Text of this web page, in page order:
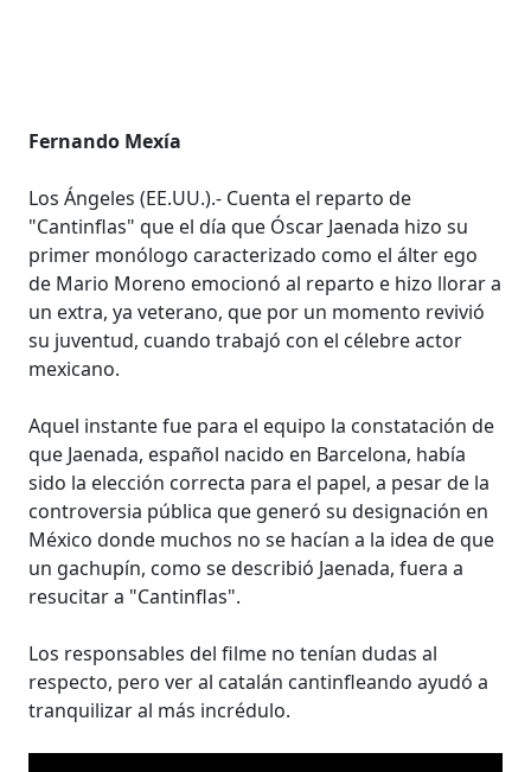
Fernando Mexía
Los Ángeles (EE.UU.).- Cuenta el reparto de
"Cantinflas" que el día que Óscar Jaenada hizo su
primer monólogo caracterizado como el álter ego
de Mario Moreno emocionó al reparto e hizo llorar a
un extra, ya veterano, que por un momento revivió
su juventud, cuando trabajó con el célebre actor
mexicano.
Aquel instante fue para el equipo la constatación de
que Jaenada, español nacido en Barcelona, había
sido la elección correcta para el papel, a pesar de la
controversia pública que generó su designación en
México donde muchos no se hacían a la idea de que
un gachupín, como se describió Jaenada, fuera a
resucitar a "Cantinflas".
Los responsables del filme no tenían dudas al
respecto, pero ver al catalán cantinfleando ayudó a
tranquilizar al más incrédulo.